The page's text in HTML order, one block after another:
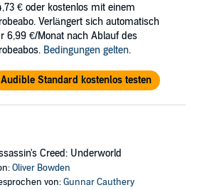
€ oder kostenlos mit einem
Verlängert sich automatisch
6,99 €/Monat nach Ablauf des
Bedingungen gelten.
Audible Standard kostenlos testen
Creed: Underworld
Oliver Bowden
von:Gunnar Cauthery